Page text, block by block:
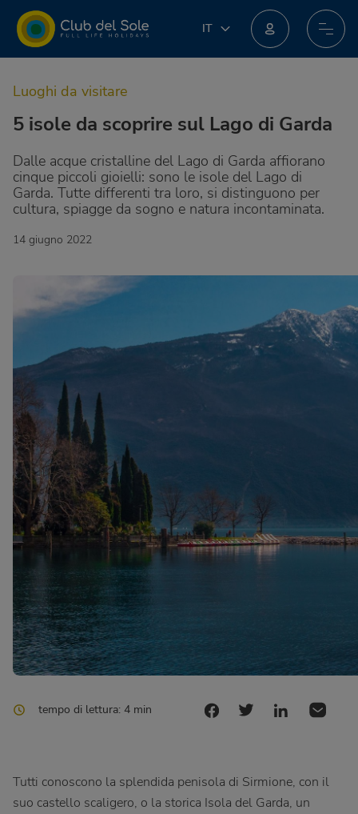
IT
PL
Luoghi da visitare
5 isole da scoprire sul Lago di Garda
Dalle acque cristalline del Lago di Garda affiorano
cinque piccoli gioielli: sono le isole del Lago di
Garda. Tutte differenti tra loro, si distinguono per
cultura, spiagge da sogno e natura incontaminata.
14 giugno 2022
tempo di lettura: 4 min
Tutti conoscono la splendida penisola di Sirmione, con il
suo castello scaligero, o la storica Isola del Garda, un